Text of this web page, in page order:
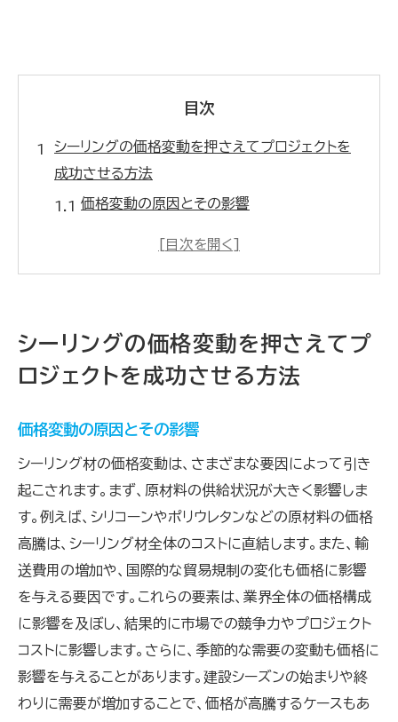
目次
シーリングの価格変動を押さえてプロジェクトを
成功させる方法
価格変動の原因とその影響
市場調査を活用した価格予測
シーリング材価格の変動に対する対策
成功のためのコストコントロール手法
最適化
シーリング材市場の最新動向
コスト効率を高める素材選びのポイント
効果的な価格交渉の方法
予算内での品質保証の重要性
シーリング価格のトレンド分析でコストパフォーマ
ンスを高める
過去の価格データから見る未来予測
シーリングの価格変動を押さえてプ
ロジェクトを成功させる方法
価格変動の原因とその影響
シーリング材の価格変動は、さまざまな要因によって引き
起こされます。まず、原材料の供給状況が大きく影響しま
す。例えば、シリコーンやポリウレタンなどの原材料の価格
高騰は、シーリング材全体のコストに直結します。また、輸
送費用の増加や、国際的な貿易規制の変化も価格に影響
を与える要因です。これらの要素は、業界全体の価格構成
に影響を及ぼし、結果的に市場での競争力やプロジェクト
コストに影響します。さらに、季節的な需要の変動も価格に
影響を与えることがあります。建設シーズンの始まりや終
わりに需要が増加することで、価格が高騰するケースもあ